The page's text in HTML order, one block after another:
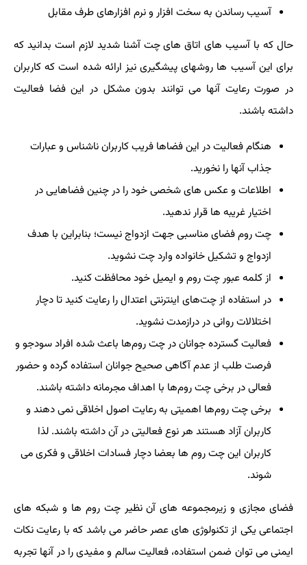
آسیب رساندن به سخت افزار و نرم افزارهای طرف مقابل
حال که با آسیب های اتاق های چت آشنا شدید لازم است بدانید که
برای این آسیب ها روشهای پیشگیری نیز ارائه شده است که کاربران
در صورت رعایت آنها می توانند بدون مشکل در این فضا فعالیت
داشته باشند.
هنگام فعالیت در این فضاها فریب کاربران ناشناس و عبارات
جذاب آنها را نخورید.
اطلاعات و عکس های شخصی خود را در چنین فضاهایی در
اختیار غریبه ها قرار ندهید.
چت روم فضای مناسبی جهت ازدواج نیست؛ بنابراین با هدف
ازدواج و تشکیل خانواده وارد چت نشوید.
از کلمه عبور چت روم و ایمیل خود محافظت کنید.
در استفاده از چت‌های اینترنتی اعتدال را رعایت کنید تا دچار
اختلالات روانی در درازمدت نشوید.
فعالیت گسترده جوانان در چت روم‌ها باعث شده افراد سودجو و
فرصت طلب از عدم آگاهی صحیح جوانان استفاده گرده و حضور
فعالی در برخی چت روم‌ها با اهداف مجرمانه داشته باشند.
برخی چت روم‌ها اهمیتی به رعایت اصول اخلاقی نمی دهند و
کاربران آزاد هستند هر نوع فعالیتی در آن داشته باشند. لذا
کاربران این چت روم ها بعضا دچار فسادات اخلاقی و فکری می
شوند.
فضای مجازی و زیرمجموعه های آن نظیر چت روم ها و شبکه های
اجتماعی یکی از تکنولوژی های عصر حاضر می باشد که با رعایت نکات
ایمنی می توان ضمن استفاده، فعالیت سالم و مفیدی را در آنها تجربه